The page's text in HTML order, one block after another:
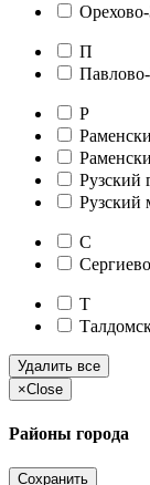
П
Р
Рузский
Рузский
С
Т
Удалить все
×Close
Районы города
Сохранить